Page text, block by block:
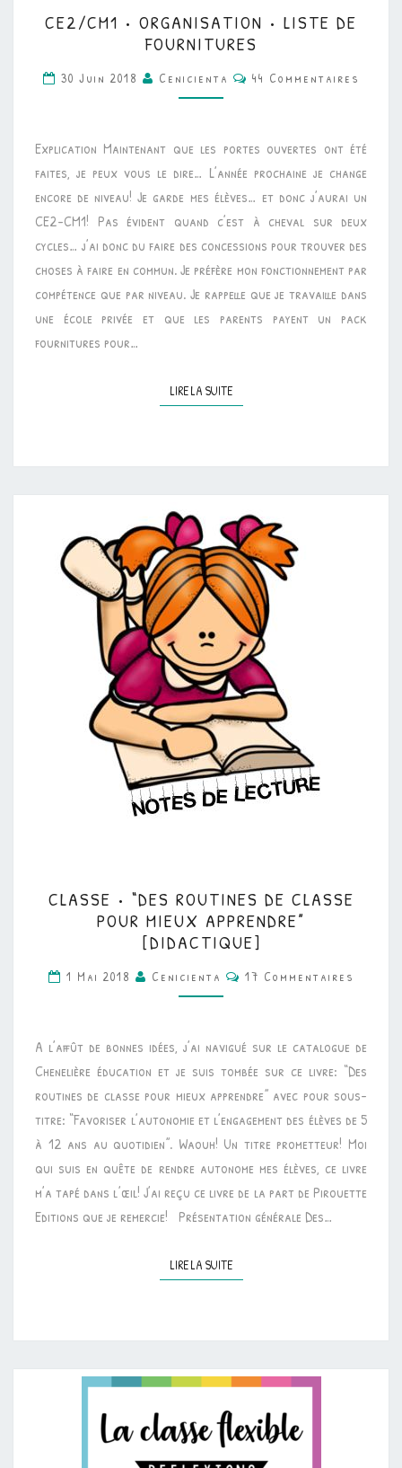
•
ORGANISATION
•
LISTE
FOURNITURES
CE2/CM1 • ORGANISATION • LISTE DE
FOURNITURES
30 Juin 2018 Cenicienta Commentaires
44 Commentaires
Explication Maintenant que les portes ouvertes ont été
faites, je peux vous le dire… L’année prochaine je change
encore de niveau! Je garde mes élèves… et donc j’aurai un
CE2-CM1! Pas évident quand c’est à cheval sur deux
cycles… j’ai donc du faire des concessions pour trouver des
choses à faire en commun. Je préfère mon fonctionnement par
compétence que par niveau. Je rappelle que je travaille dans
une école privée et que les parents payent un pack
fournitures pour…
LIRE LA SUITELIRE LA SUITE
•
“DES
ROUTINES
DE
MIEUX
APPRENDRE”
[DIDACTIQUE]
CLASSE • “DES ROUTINES DE CLASSE
POUR MIEUX APPRENDRE”
[DIDACTIQUE]
1 Mai 2018 Cenicienta Commentaires
17 Commentaires
A l’affût de bonnes idées, j’ai navigué sur le catalogue de
Chenelière éducation et je suis tombée sur ce livre: “Des
routines de classe pour mieux apprendre” avec pour sous-
titre: “Favoriser l’autonomie et l’engagement des élèves de 5
à 12 ans au quotidien”. Waouh! Un titre prometteur! Moi
qui suis en quête de rendre autonome mes élèves, ce livre
m’a tapé dans l’œil! J’ai reçu ce livre de la part de Pirouette
Editions que je remercie! Présentation générale Des…
LIRE LA SUITELIRE LA SUITE